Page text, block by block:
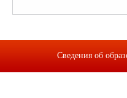
Сведения об